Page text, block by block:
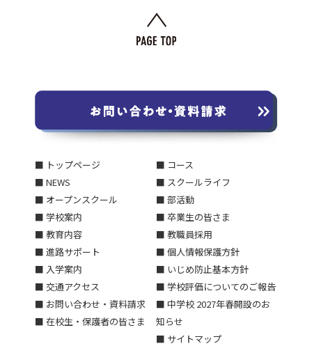
■ トップページ
■ NEWS
■ オープンスクール
■ 学校案内
■ 教育内容
■ 進路サポート
■ 入学案内
■ 交通アクセス
■ お問い合わせ・資料請求
■ 在校生・保護者の皆さま
■ コース
■ スクールライフ
■ 部活動
■ 卒業生の皆さま
■ 教職員採用
■ 個人情報保護方針
■ いじめ防止基本方針
■ 学校評価についてのご報告
■ 中学校 2027年春開設のお
知らせ
■ サイトマップ